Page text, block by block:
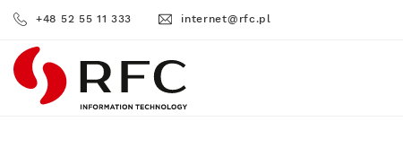
+48 52 55 11 333 internet@rfc.pl
RFC